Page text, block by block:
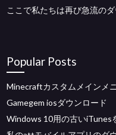
ここで私たちは再び急流の
Popular Posts
Minecraftカスタムメインメ
Gamegem iosダウンロード
Windows 10用の古いiTunes